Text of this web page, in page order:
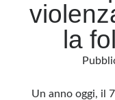
la
Un anno oggi, il